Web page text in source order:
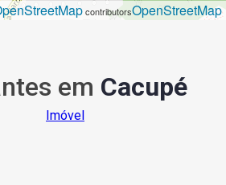
contributorsOpenStreetMap
em Cacupé